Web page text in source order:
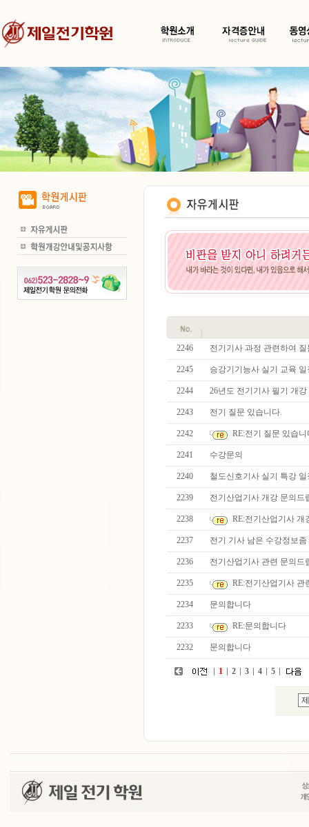
2246 전기기사 과정 관련하여
2245 승강기기능사 실기 교육
2244 26년도 전기기사 필기 개
2243 전기 질문 있습니다.
2242 RE:전기 질문 있습니
2241 수강문의
2240 철도신호기사 실기 특강 일
2239 전기산업기사 개강 문의드
2238 RE:전기산업기사 개
2237 전기 기사 남은 수강정보
2236 전기산업기사 관련 문의드
2235 RE:전기산업기사 관
2234 문의합니다
2233 RE:문의합니다
2232 문의합니다
1 2 3 4 5